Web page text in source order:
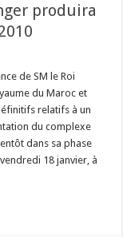
produira
de SM le Roi
du Maroc et
relatifs à un
du complexe
dans sa phase
18 janvier, à